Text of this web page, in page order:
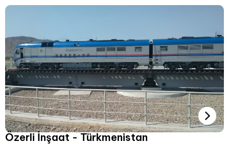
Özerli İnşaat - Türkmenistan